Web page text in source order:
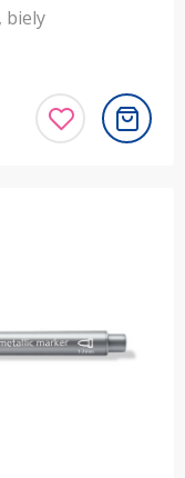
biely